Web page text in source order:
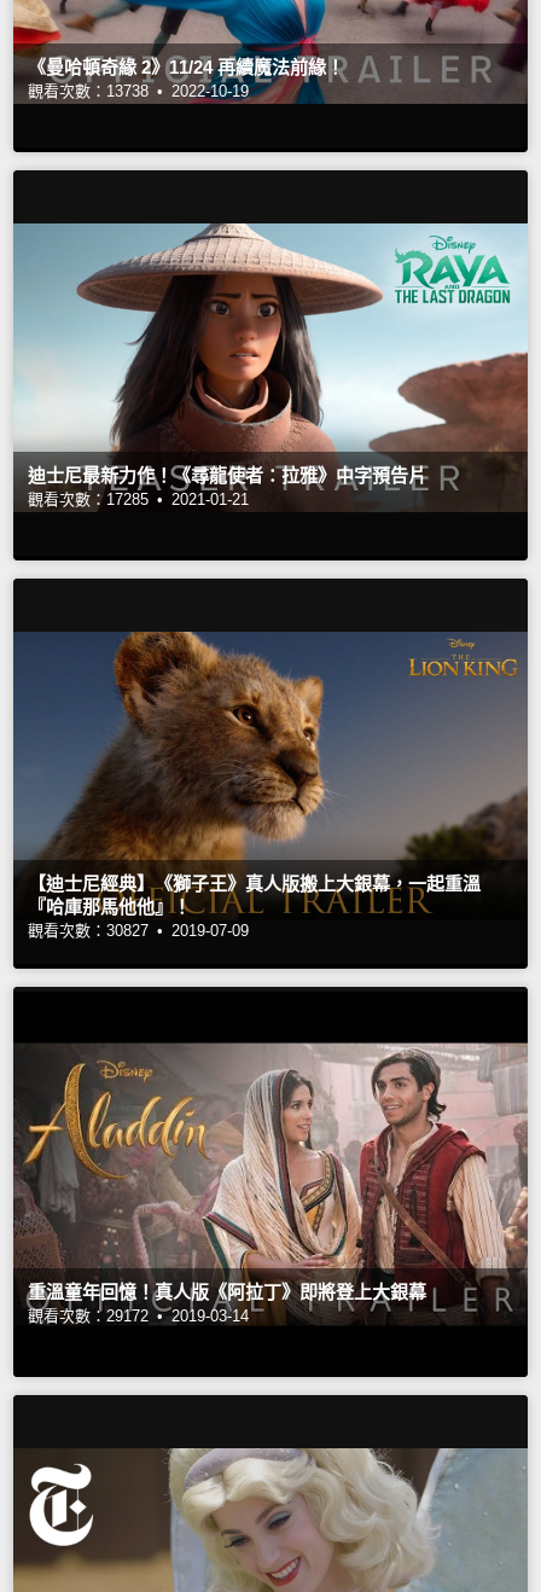
《曼哈頓奇緣 2》11/24 再續魔法前緣！
觀看次數：13738 • 2022-10-19
迪士尼最新力作！《尋龍使者：拉雅》中字預告片
觀看次數：17285 • 2021-01-21
【迪士尼經典】《獅子王》真人版搬上大銀幕，一起重溫
『哈庫那馬他他』！
觀看次數：30827 • 2019-07-09
重溫童年回憶！真人版《阿拉丁》即將登上大銀幕
觀看次數：29172 • 2019-03-14